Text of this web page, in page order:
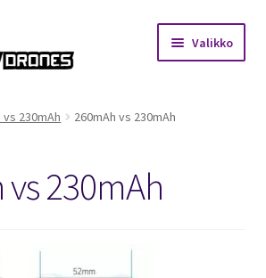
Valikko
vs 230mAh 260mAh vs 230mAh
230mAh